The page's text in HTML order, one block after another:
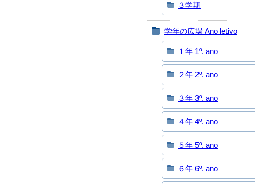
３学期
学年の広場 Ano letivo
１年 1º. ano
２年 2º. ano
３年 3º. ano
４年 4º. ano
５年 5º. ano
６年 6º. ano